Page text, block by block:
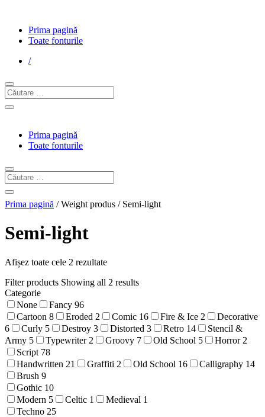
Prima pagină
Toate fonturile
/
Prima pagină
Toate fonturile
Prima pagină / Weight produs / Semi-light
Semi-light
Afișez toate cele 2 rezultate
Filter products Showing all 2 results
Categorie
None
Fancy 96
Cartoon 8 Eroded 2 Comic 16 Fire & Ice 2
Decorative
6
Curly 5 Destroy 3 Distorted 3 Retro 14
Stencil &
Army 5 Typewriter 2 Groovy 7 Old School 5 Horror 2
Script 78
Handwritten 21 Graffiti 2 Old School 16 Calligraphy 14
Brush 9
Gothic 10
Modern 5 Celtic 1 Medieval 1
Techno 25